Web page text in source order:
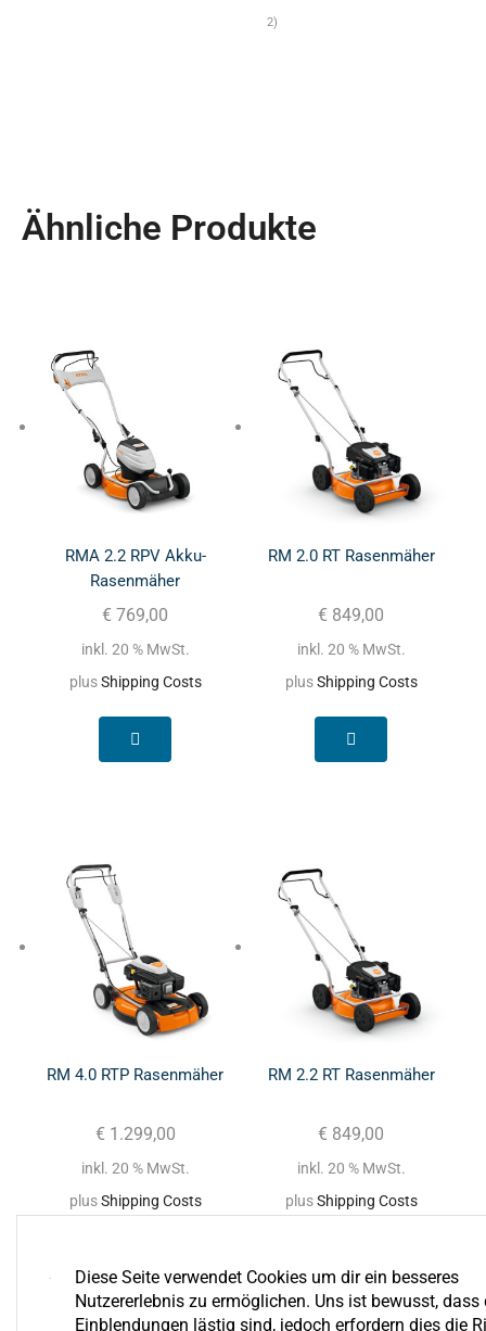
2)
Ähnliche Produkte
RMA 2.2 RPV Akku-
Rasenmäher
€ 769,00
inkl. 20 % MwSt.
plusShipping Costs
RM 2.0 RT Rasenmäher
€ 849,00
inkl. 20 % MwSt.
plusShipping Costs
RM 4.0 RTP Rasenmäher
€ 1.299,00
inkl. 20 % MwSt.
plusShipping Costs
RM 2.2 RT Rasenmäher
€ 849,00
inkl. 20 % MwSt.
plusShipping Costs
Diese Seite verwendet Cookies um dir ein besseres
Nutzererlebnis zu ermöglichen. Uns ist bewusst, dass
Einblendungen lästig sind, jedoch erfordern dies die